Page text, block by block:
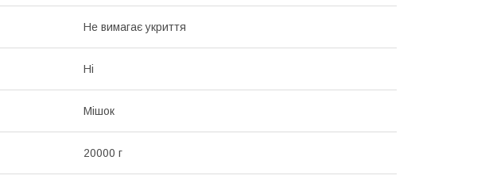
Не вимагає укриття
Ні
Мішок
20000 г